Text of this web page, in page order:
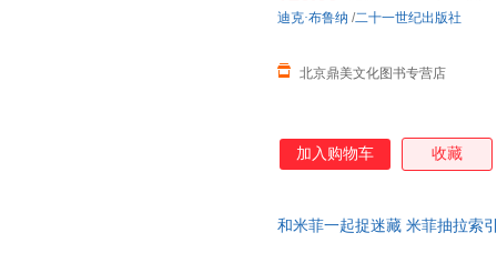
北京鼎美文化图书专营店
迪克·布鲁纳 /二十一世纪出版社
加入购物车 收藏
和米菲一起捉迷藏 米菲抽拉索